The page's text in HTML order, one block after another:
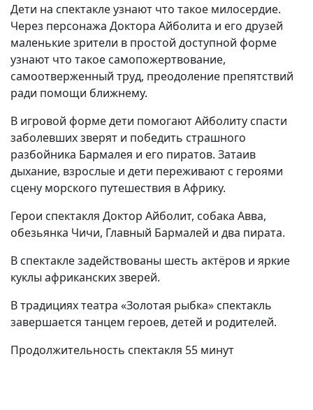
Дети на спектакле узнают что такое милосердие.
Через персонажа Доктора Айболита и его друзей
маленькие зрители в простой доступной форме
узнают что такое самопожертвование,
самоотверженный труд, преодоление препятствий
ради помощи ближнему.
В игровой форме дети помогают Айболиту спасти
заболевших зверят и победить страшного
разбойника Бармалея и его пиратов. Затаив
дыхание, взрослые и дети переживают с героями
сцену морского путешествия в Африку.
Герои спектакля Доктор Айболит, собака Авва,
обезьянка Чичи, Главный Бармалей и два пирата.
В спектакле задействованы шесть актёров и яркие
куклы африканских зверей.
В традициях театра «Золотая рыбка» спектакль
завершается танцем героев, детей и родителей.
Продолжительность спектакля 55 минут